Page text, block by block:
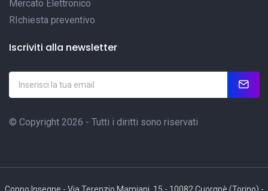
Mercato Elettronico
RIchiesta preventivo
Iscriviti alla newsletter
© Copyright 2026 - Tutti i diritti sono riservati